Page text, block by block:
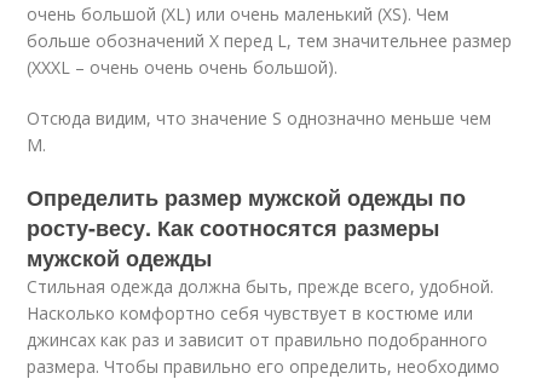
очень большой (XL) или очень маленький (XS). Чем
больше обозначений Х перед L, тем значительнее размер
(XXXL – очень очень очень большой).
Отсюда видим, что значение S однозначно меньше чем
М.
Определить размер мужской одежды по
росту-весу. Как соотносятся размеры
мужской одежды
Стильная одежда должна быть, прежде всего, удобной.
Насколько комфортно себя чувствует в костюме или
джинсах как раз и зависит от правильно подобранного
размера. Чтобы правильно его определить, необходимо